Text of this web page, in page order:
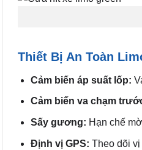
Thiết Bị An Toàn
Cảm biến áp suất lốp:
Cảm biến va chạm
Sấy gương: Hạn chế
Định vị GPS: Theo dõi vị